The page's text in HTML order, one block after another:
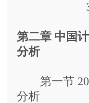
3. 供
第二章 中国
分析
第一节
分析